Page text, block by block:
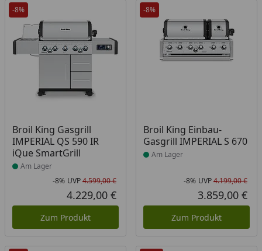
-8%
Broil King Gasgrill
IMPERIAL QS 590 IR
iQue SmartGrill
Produkt am Lager
Am Lager
Rabatt in Prozent
-8%
Ursprünglicher Preis
UVP4.599,00 €
Aktueller Preis
4.229,00 €
Zum Produkt
-8%
Broil King Einbau-
Gasgrill IMPERIAL S 670
Produkt am Lager
Am Lager
-8% UVP4.199,00 €
3.859,00 €
Zum Produkt